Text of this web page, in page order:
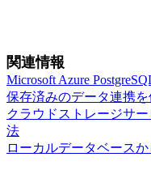
関連情報
Microsoft Azure
保存済みのデータ連携
クラウドストレージサ
法
ローカルデータベース